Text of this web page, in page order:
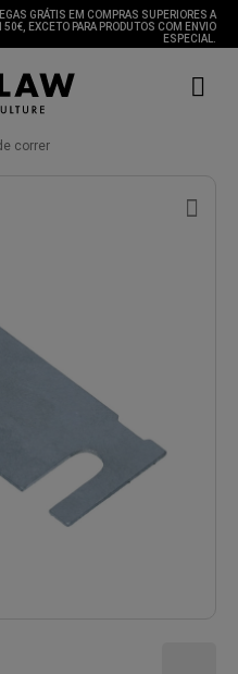
GRÁTIS EM COMPRAS SUPERIORES A
EXCETO PARA PRODUTOS COM ENVIO
ESPECIAL.
correr